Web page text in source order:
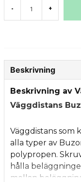
- +
Beskrivning
Beskrivning av
Väggdistans
Väggdistans som
alla typer av
polypropen.
hålla
mellan